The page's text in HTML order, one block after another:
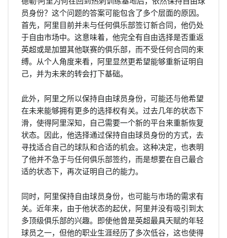
员身份？这个问题的答案可能包含了多个层面的原因。
首先，阿里目前并未与任何俱乐部签订新合同，他仍处
于自由市场中。这意味着，他完全有自由选择是否重返
英超或是加盟其他联赛的俱乐部，而不受任何合同的束
缚。从个人角度来看，阿里显然更希望能够重新证明自
己，并为未来的转会打下基础。
此外，阿里之所以保持自由球员身份，可能还与他希望
在未来能够拥有更多的选择权有关。过去几年的状态下
滑，使得阿里深知，自己需要一个新的平台来重新恢复
状态。因此，他选择通过保持自由球员身份的方式，去
寻找适合自己的球队和合适的机会。这种决定，也表明
了他并不急于与任何俱乐部签约，而是想要在自己最合
适的状态下，再次证明自己的能力。
同时，阿里保持自由球员身份，也可能与市场的需求有
关。近年来，由于他状态的起伏，阿里并没有吸引到太
多顶级俱乐部的兴趣。即使他曾是英超最具天赋的年轻
球员之一，但他的职业生涯经历了多次低谷，这也使得